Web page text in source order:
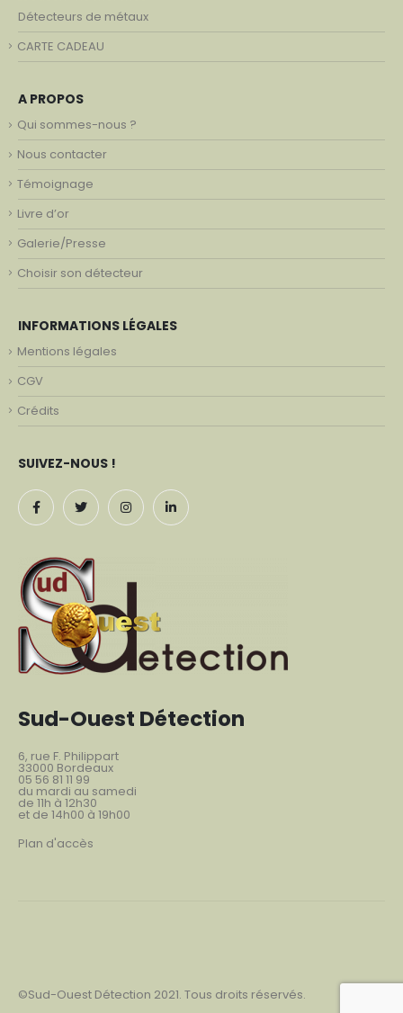
Détecteurs de métaux
CARTE CADEAU
A PROPOS
Qui sommes-nous ?
Nous contacter
Témoignage
Livre d’or
Galerie/Presse
Choisir son détecteur
INFORMATIONS LÉGALES
Mentions légales
CGV
Crédits
SUIVEZ-NOUS !
Sud-Ouest Détection
6, rue F. Philippart
33000 Bordeaux
05 56 81 11 99
du mardi au samedi
de 11h à 12h30
et de 14h00 à 19h00
Plan d'accès
©Sud-Ouest Détection 2021. Tous droits réservés.